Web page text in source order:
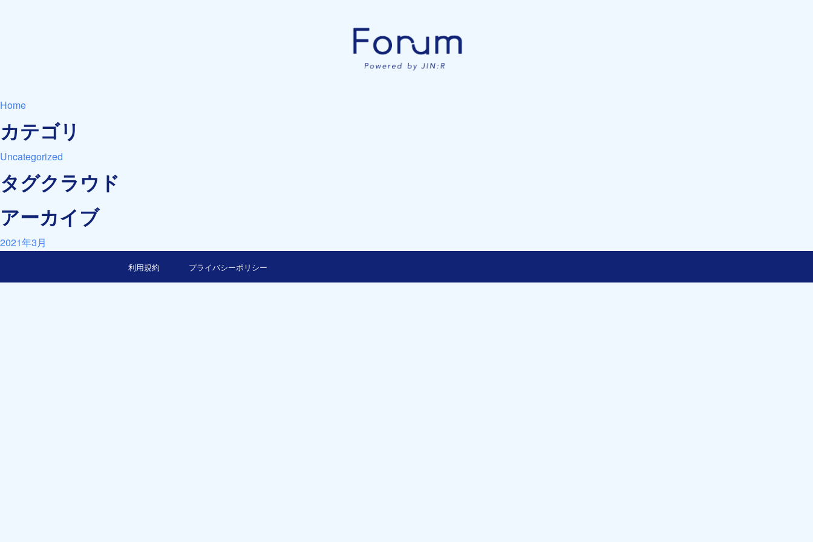
Home
カテゴリ
Uncategorized
タグクラウド
アーカイブ
2021年3月
利用規約 プライバシーポリシー